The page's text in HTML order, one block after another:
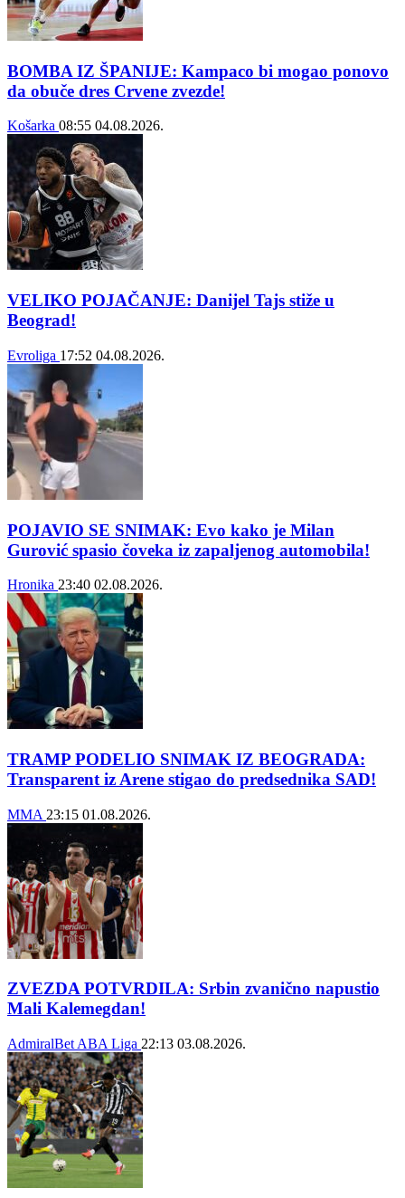
BOMBA IZ ŠPANIJE: Kampaco bi mogao ponovo
da obuče dres Crvene zvezde!
Košarka 08:55 04.08.2026.
VELIKO POJAČANJE: Danijel Tajs stiže u
Beograd!
Evroliga 17:52 04.08.2026.
POJAVIO SE SNIMAK: Evo kako je Milan
Gurović spasio čoveka iz zapaljenog automobila!
Hronika 23:40 02.08.2026.
TRAMP PODELIO SNIMAK IZ BEOGRADA:
Transparent iz Arene stigao do predsednika SAD!
MMA 23:15 01.08.2026.
ZVEZDA POTVRDILA: Srbin zvanično napustio
Mali Kalemegdan!
AdmiralBet ABA Liga 22:13 03.08.2026.